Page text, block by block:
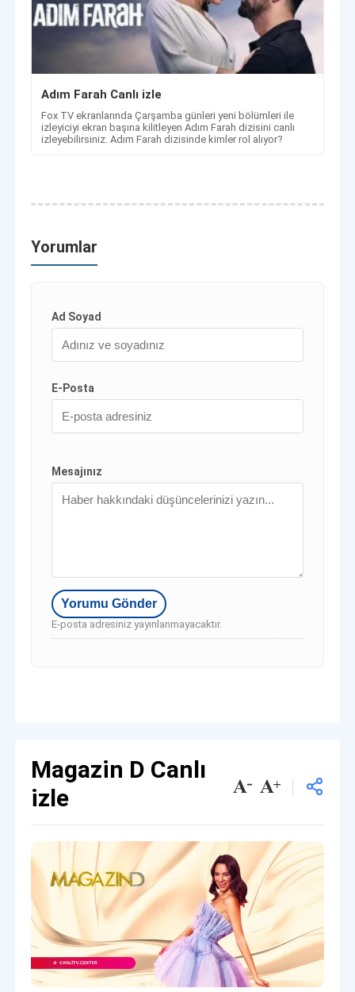
Adım Farah Canlı izle
Fox TV ekranlarında Çarşamba günleri yeni bölümleri ile
izleyiciyi ekran başına kilitleyen Adım Farah dizisini canlı
izleyebilirsiniz. Adım Farah dizisinde kimler rol alıyor?
Yorumlar
Ad Soyad
E-Posta
Mesajınız
E-posta adresiniz yayınlanmayacaktır.
Magazin D Canlı
izle